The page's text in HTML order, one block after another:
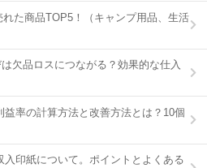
れた商品TOP5！（キャンプ用品、生活
欠品ロスにつながる？効果的な仕入
率の計算方法と改善方法とは？10個
印紙について。ポイントとよくある